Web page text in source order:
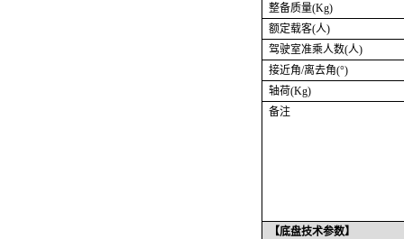
整备质量(Kg)
额定载客(人)
驾驶室准乘人数(人)
接近角/离去角(°)
轴荷(Kg)
备注
【底盘技术参数】